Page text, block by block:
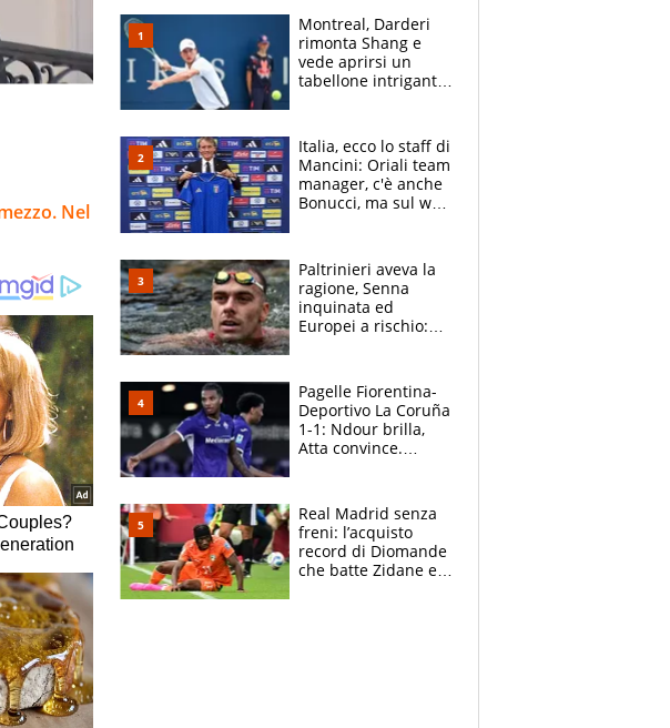
Nel
Montreal, Darderi
rimonta Shang e
vede aprirsi un
tabellone intrigante:
felice del mio livello"
Italia, ecco lo staff di
Mancini: Oriali team
manager, c'è anche
Bonucci, ma sul web
Paltrinieri aveva la
ragione, Senna
inquinata ed
Europei a rischio:
adesso
Pagelle Fiorentina-
Deportivo La Coruña
1-1: Ndour brilla,
Atta convince.
Real Madrid senza
freni: l’acquisto
record di Diomande
che batte Zidane e